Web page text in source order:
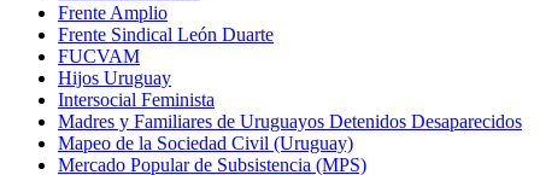
Frente Amplio
Frente Sindical León Duarte
FUCVAM
Hijos Uruguay
Intersocial Feminista
Madres y Familiares de Uruguayos Detenidos Desaparecidos
Mapeo de la Sociedad Civil (Uruguay)
Mercado Popular de Subsistencia (MPS)